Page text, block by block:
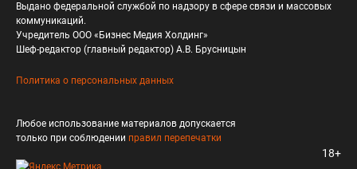
Выдано федеральной службой по надзору в сфере связи и массовых
коммуникаций.
Учредитель ООО «Бизнес Медия Холдинг»
Шеф-редактор (главный редактор) А.В. Брусницын
Политика о персональных данных
Любое использование материалов допускается
только при соблюдении правил перепечатки
18+